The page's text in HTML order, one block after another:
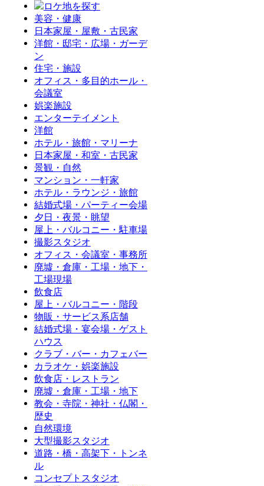
ロケ地を探す
美容・健康
日本家屋・屋敷・古民家
洋館・邸宅・広場・ガーデ
ン
住宅・施設
オフィス・多目的ホール・
会議室
娯楽施設
エンターテイメント
洋館
ホテル・旅館・マリーナ
日本家屋・和室・古民家
景観・自然
マンション・一軒家
ホテル・ラウンジ・旅館
結婚式場・パーティー会場
夕日・夜景・眺望
屋上・バルコニー・駐車場
撮影スタジオ
オフィス・会議室・事務所
廃墟・倉庫・工場・地下・
工場現場
飲食店
屋上・バルコニー・階段
物販・サービス系店舗
結婚式場・宴会場・ゲスト
ハウス
クラブ・バー・カフェバー
カラオケ・娯楽施設
飲食店・レストラン
廃墟・倉庫・工場・地下
教会・寺院・神社・仏閣・
歴史
自然環境
大型撮影スタジオ
道路・橋・高架下・トンネ
ル
コンセプトスタジオ